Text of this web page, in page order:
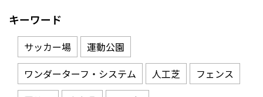
キーワード
サッカー場
運動公園
ワンダーターフ・システム
人工芝
フェンス